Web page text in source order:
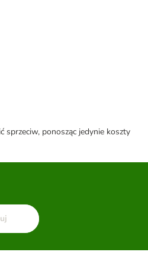
ponosząc jedynie koszty